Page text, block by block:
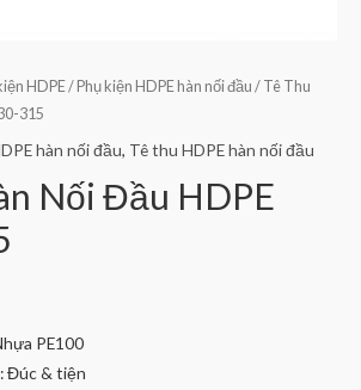
HDPE/ Phụ kiện HDPE hàn nối đầu / Tê Thu
315
hàn nối đầu, Tê thu HDPE hàn nối đầu
Nối Đầu HDPE
PE100
Đúc & tiện